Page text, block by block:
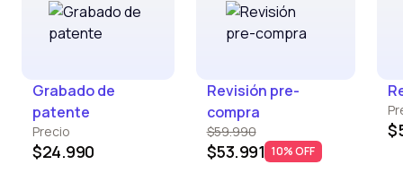
Grabado de
patente
Precio
$24.990
Revisión pre-
compra
$59.990
$53.991 10% OFF